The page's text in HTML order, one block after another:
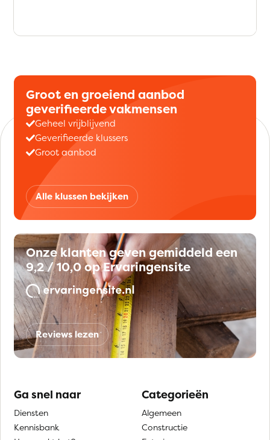
Groot en groeiend aanbod
geverifieerde vakmensen
Geheel vrijblijvend
Geverifieerde klussers
Groot aanbod
Alle klussen bekijken
Onze klanten geven gemiddeld een
9,2 / 10,0 op Ervaringensite
Reviews lezen
Ga snel naar
Diensten
Kennisbank
Categorieën
Algemeen
Constructie